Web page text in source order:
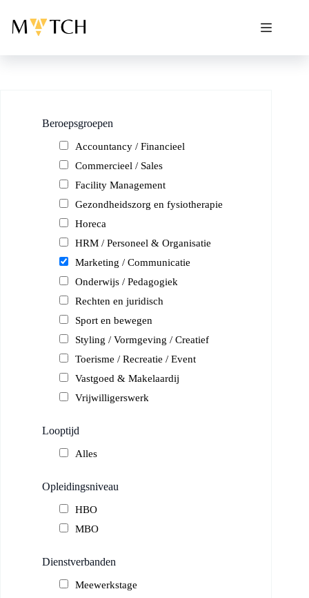
naar
Beroepsgroepen
Accountancy / Financieel
Commercieel / Sales
Facility Management
Gezondheidszorg en fysiotherapie
Horeca
HRM / Personeel & Organisatie
Marketing / Communicatie
Onderwijs / Pedagogiek
Rechten en juridisch
Sport en bewegen
Styling / Vormgeving / Creatief
Toerisme / Recreatie / Event
Vastgoed & Makelaardij
Vrijwilligerswerk
Looptijd
Alles
Opleidingsniveau
HBO
MBO
Dienstverbanden
Meewerkstage